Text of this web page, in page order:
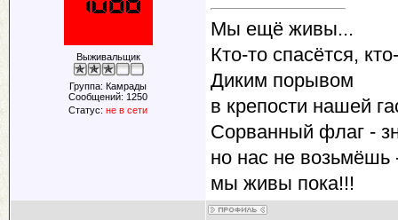
Выживальщик
Группа: Камрады
Сообщений: 1250
Статус: не в сети
Мы ещё живы...
Кто-то спасётся,
Диким порывом
в крепости нашей
Сорванный флаг -
но нас не возьмёшь
мы живы пока!!!